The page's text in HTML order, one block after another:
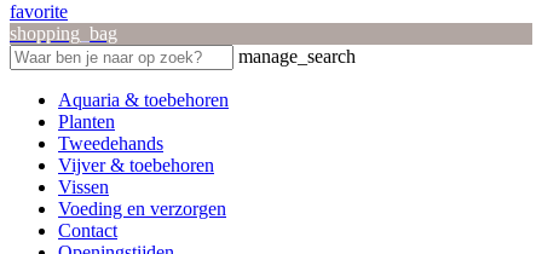
favorite
shopping_bag
manage_search
Aquaria & toebehoren
Planten
Tweedehands
Vijver & toebehoren
Vissen
Voeding en verzorgen
Contact